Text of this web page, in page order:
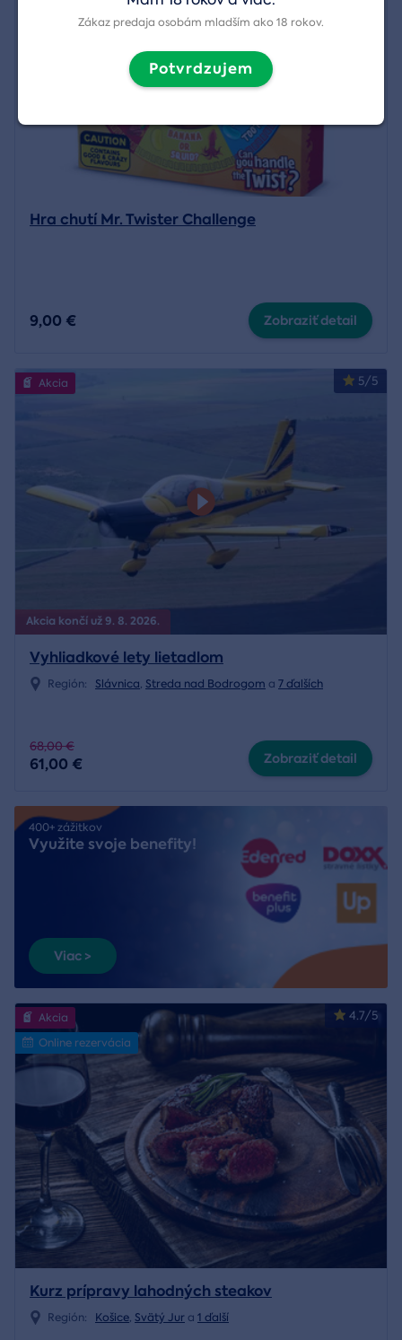
Hra chutí Mr. Twister Challenge
9,00 € Zobraziť detail
Akcia končí už 9. 8. 2026.
5/5
Akcia
Vyhliadkové lety lietadlom
Región: Slávnica, Streda nad Bodrogom a 7 ďalších
68,00 €
61,00 € Zobraziť detail
400+ zážitkov
Využite svoje benefity!
Viac >
4.7/5
Akcia
Online rezervácia
Kurz prípravy lahodných steakov
Región: Košice, Svätý Jur a 1 ďalší
Zákaz predaja osobám mladším ako 18 rokov.
Potvrdzujem